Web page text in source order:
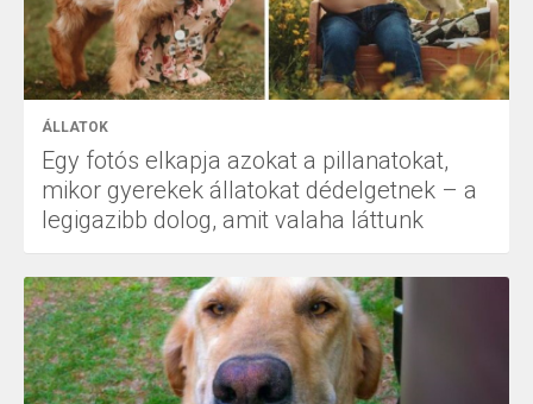
ÁLLATOK
Egy fotós elkapja azokat a pillanatokat,
mikor gyerekek állatokat dédelgetnek – a
legigazibb dolog, amit valaha láttunk